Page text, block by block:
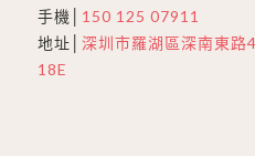
手機│ 150 125 07911
地址│ 深圳市羅湖區深南東
18E